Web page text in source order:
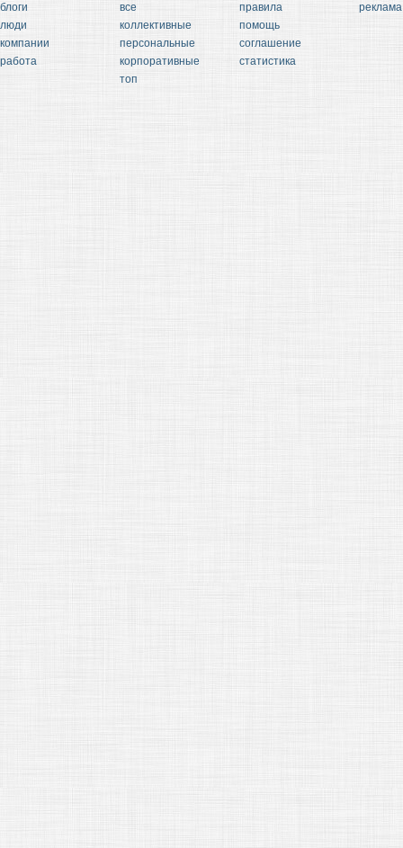
блоги
люди
компании
работа
все
коллективные
персональные
корпоративные
топ
правила
помощь
соглашение
статистика
реклама